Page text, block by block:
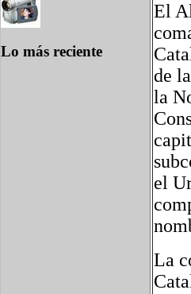
Lo más reciente
El
de
la
el
La